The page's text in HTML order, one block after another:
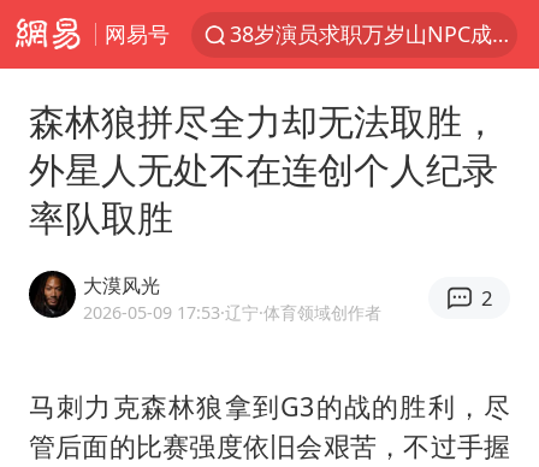
网易号
38岁演员求职万岁山NPC成功
四川宜宾市高县4.9级地震致1人死亡
百花奖开幕式
台风白海豚实时路径
广东雷州通报特教老师招聘违规事件
森林狼拼尽全力却无法取胜，
外星人无处不在连创个人纪录
率队取胜
大漠风光
2026-05-09 17:53·辽宁·体育领域创作者
2
马刺力克森林狼拿到G3的战的胜利，尽
管后面的比赛强度依旧会艰苦，不过手握